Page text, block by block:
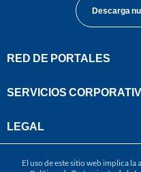
Descarga
RED DE PORTALES
SERVICIOS
LEGAL
El uso de este sitio web implica la